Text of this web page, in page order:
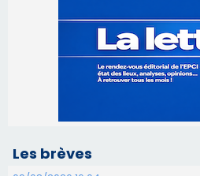
09/08/2026 16:04
Sénatoriales 2B – Jean-
sa candidature
Festa di l’Associi Curtinesi
06/08/2026 15:57